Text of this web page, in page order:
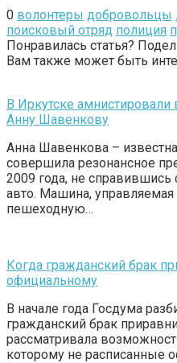
0 волонтеры добровольцы
поисковый отряд полиция
Понравилась статья?
Вам также может быть
В Иркутске
Анну Шавенкову
Анна Шавенкова –
совершила резонансное
2009 года, не справившись
авто. Машина,
пешеходную…
Когда гражданский брак
официальному
В начале года Госдума
гражданский брак
рассматривала
которому не расписанные